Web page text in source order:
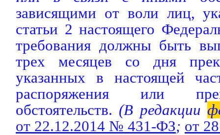
зависящими от воли лиц,
статьи 2 настоящего
требования должны быть
трех месяцев со дня
указанных в настоящей
распоряжения или
обстоятельств. (В редакции
от 22.12.2014 № 431-ФЗ; от